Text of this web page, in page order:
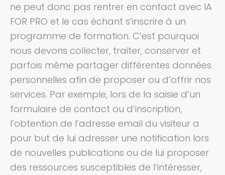
ne peut donc pas rentrer en contact avec IA
FOR PRO et le cas échant s’inscrire à un
programme de formation. C’est pourquoi
nous devons collecter, traiter, conserver et
parfois même partager différentes données
personnelles afin de proposer ou d’offrir nos
services. Par exemple, lors de la saisie d’un
formulaire de contact ou d’inscription,
l’obtention de l’adresse email du visiteur a
pour but de lui adresser une notification lors
de nouvelles publications ou de lui proposer
des ressources susceptibles de l’intéresser,